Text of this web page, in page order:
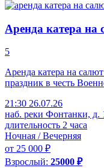
Аренда катера
5
Аренда катера на
праздник в честь
21:30 26.07.26
наб. реки Фонтанки, д.
длительность 2 часа
Ночная / Вечерняя
от 25 000 ₽
Взрослый: 25000 ₽